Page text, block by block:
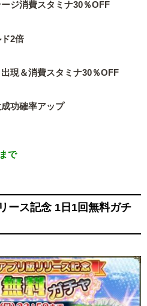
ジ消費スタミナ30％OFF
2倍
現＆消費スタミナ30％OFF
功確率アップ
で
ース記念 1日1回無料ガチ